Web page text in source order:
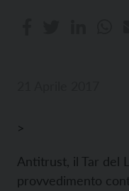
>
Antitrust, il Tar del
provvedimento